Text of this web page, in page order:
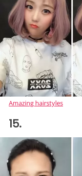
Amazing hairstyles
15.